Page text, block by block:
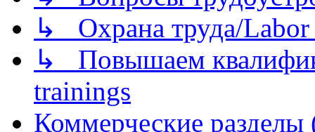
↳ Охрана труда/Labor
↳ Повышаем
trainings
Коммерческие